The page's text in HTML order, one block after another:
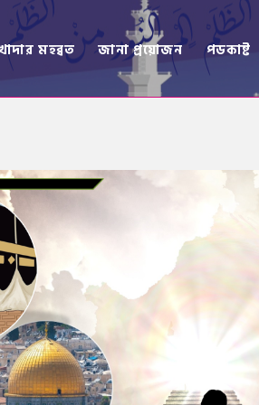
মহব্বত জানা প্রয়োজন পডকাষ্ট